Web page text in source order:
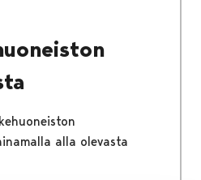
alla olevasta